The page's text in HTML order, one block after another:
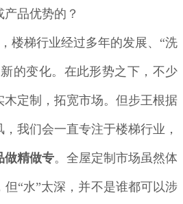
品优势的？
楼梯行业经过多年的发展、“洗
的变化。在此形势之下，不少
木定制，拓宽市场。但步王根据
我们会一直专注于楼梯行业，
做精做专。全屋定制市场虽然体
“水”太深，并不是谁都可以涉